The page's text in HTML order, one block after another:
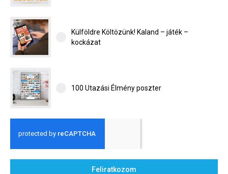
Külföldre Költözünk! Kaland – játék –
kockázat
100 Utazási Élmény poszter
Feliratkozom